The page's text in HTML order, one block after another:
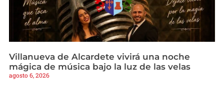
Villanueva de Alcardete vivirá una noche
mágica de música bajo la luz de las velas
agosto 6, 2026